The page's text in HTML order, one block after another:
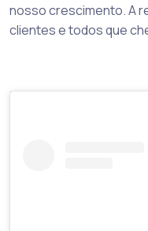
nosso crescimento. A
clientes e todos que